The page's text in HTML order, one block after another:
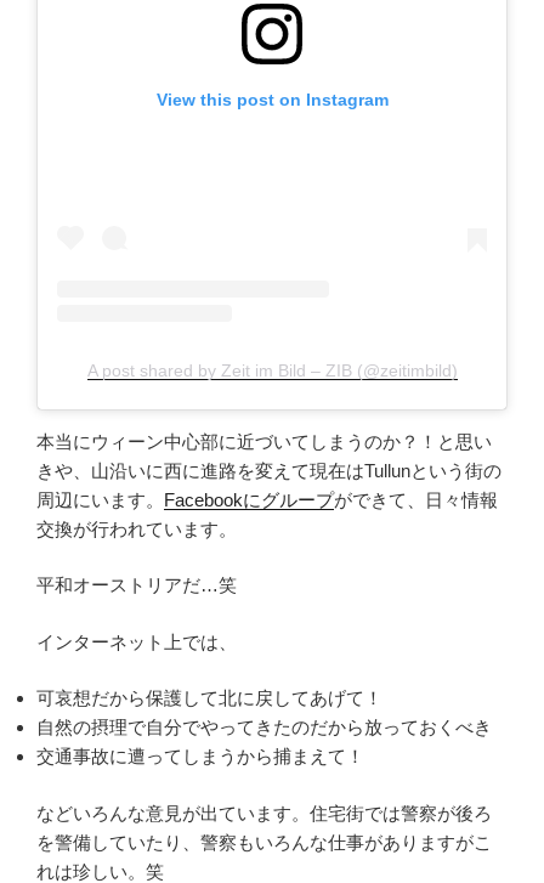
View this post on Instagram
A post shared by Zeit im Bild – ZIB (@zeitimbild)
本当にウィーン中心部に近づいてしまうのか？！と思い
きや、山沿いに西に進路を変えて現在はTullunという街の
周辺にいます。 Facebookにグループができて、日々情報
交換が行われています。
平和オーストリアだ…笑
インターネット上では、
可哀想だから保護して北に戻してあげて！
自然の摂理で自分でやってきたのだから放っておくべき
交通事故に遭ってしまうから捕まえて！
などいろんな意見が出ています。住宅街では警察が後ろ
を警備していたり、警察もいろんな仕事がありますがこ
れは珍しい。笑